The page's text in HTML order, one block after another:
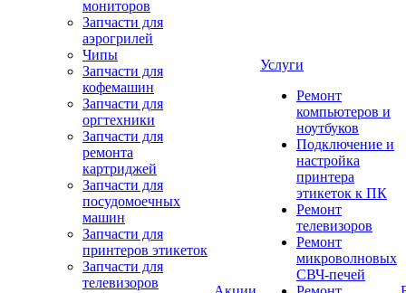
мониторов
Запчасти для
аэрогрилей
Чипы
Запчасти для
кофемашин
Запчасти для
оргтехники
Запчасти для
ремонта
картриджей
Запчасти для
посудомоечных
машин
Запчасти для
принтеров этикеток
Запчасти для
телевизоров
Услуги
Ремонт
компьютеров и
ноутбуков
Подключение и
настройка
принтера
этикеток к ПК
Ремонт
телевизоров
Ремонт
микроволновых
СВЧ-печей